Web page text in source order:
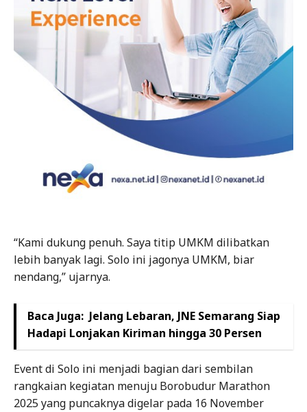
“Kami dukung penuh. Saya titip UMKM dilibatkan
lebih banyak lagi. Solo ini jagonya UMKM, biar
nendang,” ujarnya.
Baca Juga: Jelang Lebaran, JNE Semarang Siap
Hadapi Lonjakan Kiriman hingga 30 Persen
Event di Solo ini menjadi bagian dari sembilan
rangkaian kegiatan menuju Borobudur Marathon
2025 yang puncaknya digelar pada 16 November